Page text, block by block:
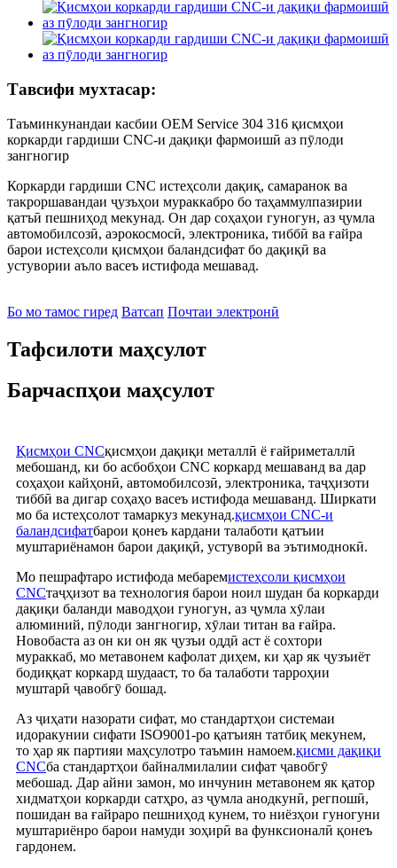
Тавсифи мухтасар:
Таъминкунандаи касбии OEM Service 304 316 қисмҳои
коркарди гардиши CNC-и дақиқи фармоишӣ аз пӯлоди
зангногир
Коркарди гардиши CNC истеҳсоли дақиқ, самаранок ва
такроршавандаи ҷузъҳои мураккабро бо таҳаммулпазирии
қатъӣ пешниҳод мекунад. Он дар соҳаҳои гуногун, аз ҷумла
автомобилсозӣ, аэрокосмосӣ, электроника, тиббӣ ва ғайра
барои истеҳсоли қисмҳои баландсифат бо дақиқӣ ва
устувории аъло васеъ истифода мешавад.
Бо мо тамос гиред Ватсап Почтаи электронӣ
Тафсилоти маҳсулот
Барчаспҳои маҳсулот
Қисмҳои CNCқисмҳои дақиқи металлӣ ё ғайриметаллӣ
мебошанд, ки бо асбобҳои CNC коркард мешаванд ва дар
соҳаҳои кайҳонӣ, автомобилсозӣ, электроника, таҷҳизоти
тиббӣ ва дигар соҳаҳо васеъ истифода мешаванд. Ширкати
мо ба истеҳсолот тамаркуз мекунад.қисмҳои CNC-и
баландсифатбарои қонеъ кардани талаботи қатъии
муштариёнамон барои дақиқӣ, устуворӣ ва эътимоднокӣ.
Мо пешрафтаро истифода мебаремистеҳсоли қисмҳои
CNCтаҷҳизот ва технология барои ноил шудан ба коркарди
дақиқи баланди маводҳои гуногун, аз ҷумла хӯлаи
алюминий, пӯлоди зангногир, хӯлаи титан ва ғайра.
Новобаста аз он ки он як ҷузъи оддӣ аст ё сохтори
мураккаб, мо метавонем кафолат диҳем, ки ҳар як ҷузъиёт
бодиққат коркард шудааст, то ба талаботи тарроҳии
муштарӣ ҷавобгӯ бошад.
Аз ҷиҳати назорати сифат, мо стандартҳои системаи
идоракунии сифати ISO9001-ро қатъиян татбиқ мекунем,
то ҳар як партияи маҳсулотро таъмин намоем.қисми дақиқи
CNCба стандартҳои байналмилалии сифат ҷавобгӯ
мебошад. Дар айни замон, мо инчунин метавонем як қатор
хидматҳои коркарди сатҳро, аз ҷумла анодкунӣ, регпошӣ,
пошидан ва ғайраро пешниҳод кунем, то ниёзҳои гуногуни
муштариёнро барои намуди зоҳирӣ ва функсионалӣ қонеъ
гардонем.